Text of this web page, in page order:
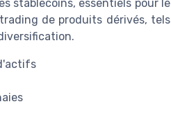
stablecoins, essentiels pour le
de produits dérivés, tels